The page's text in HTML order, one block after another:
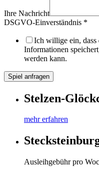
Ihre Nachricht
DSGVO-Einverständnis *
Ich willige ein, dass
Informationen
werden kann.
Spiel anfragen
Stelzen-
mehr erfahren
Ausleihgebühr pro